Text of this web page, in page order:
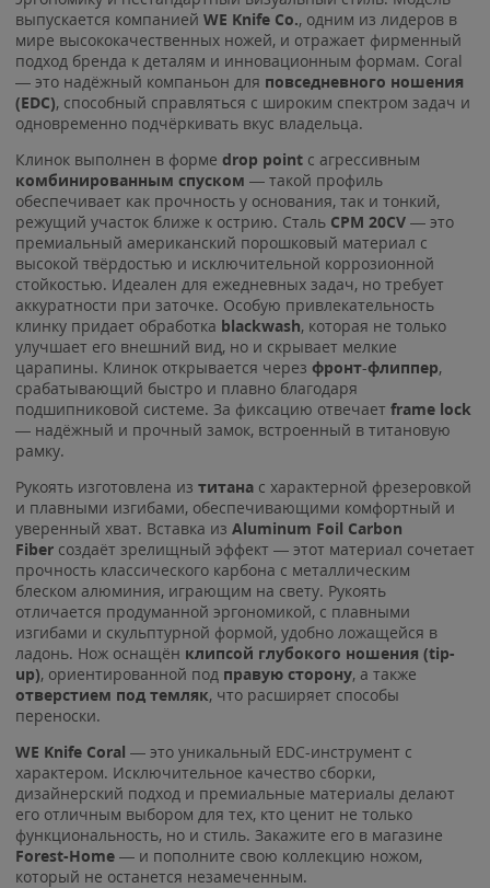
выпускается компанией WE Knife Co., одним из лидеров в
мире высококачественных ножей, и отражает фирменный
подход бренда к деталям и инновационным формам. Coral
— это надёжный компаньон для повседневного ношения
(EDC), способный справляться с широким спектром задач и
одновременно подчёркивать вкус владельца.
Клинок выполнен в форме drop point с агрессивным
комбинированным спуском — такой профиль
обеспечивает как прочность у основания, так и тонкий,
режущий участок ближе к острию. Сталь CPM 20CV — это
премиальный американский порошковый материал с
высокой твёрдостью и исключительной коррозионной
стойкостью. Идеален для ежедневных задач, но требует
аккуратности при заточке. Особую привлекательность
клинку придает обработка blackwash, которая не только
улучшает его внешний вид, но и скрывает мелкие
царапины. Клинок открывается через фронт-флиппер,
срабатывающий быстро и плавно благодаря
подшипниковой системе. За фиксацию отвечает frame lock
— надёжный и прочный замок, встроенный в титановую
рамку.
Рукоять изготовлена из титана с характерной фрезеровкой
и плавными изгибами, обеспечивающими комфортный и
уверенный хват. Вставка из Aluminum Foil Carbon
Fiber создаёт зрелищный эффект — этот материал сочетает
прочность классического карбона с металлическим
блеском алюминия, играющим на свету. Рукоять
отличается продуманной эргономикой, с плавными
изгибами и скульптурной формой, удобно ложащейся в
ладонь. Нож оснащён клипсой глубокого ношения (tip-
up), ориентированной под правую сторону, а также
отверстием под темляк, что расширяет способы
переноски.
WE Knife Coral — это уникальный EDC-инструмент с
характером. Исключительное качество сборки,
дизайнерский подход и премиальные материалы делают
его отличным выбором для тех, кто ценит не только
функциональность, но и стиль. Закажите его в магазине
Forest-Home — и пополните свою коллекцию ножом,
который не останется незамеченным.